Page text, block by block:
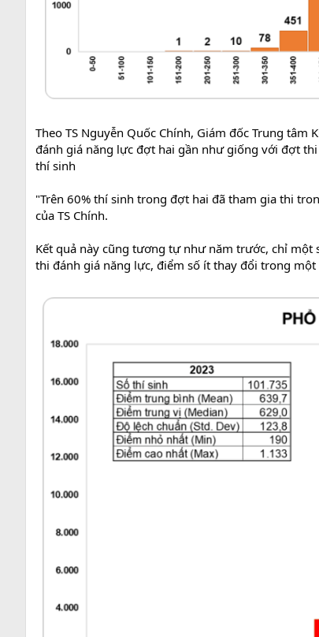
Theo TS Nguyễn Quốc Chính, Giám đốc Trung
đánh giá năng lực đợt hai gần như giống với đợt
thí sinh
"Trên 60% thí sinh trong đợt hai đã tham gia thi
của TS Chính.
Kết quả này cũng tương tự như năm trước, chỉ một
thi đánh giá năng lực, điểm số ít thay đổi trong